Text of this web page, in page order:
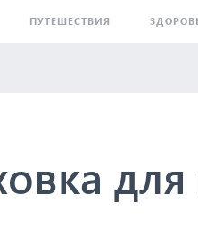
ПУТЕШЕСТВИЯ